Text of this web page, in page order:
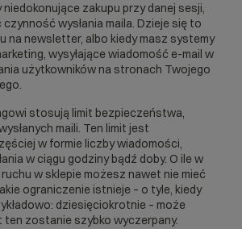
zakupu przy danej sesji,
wysłania maila. Dzieje się to
na newsletter, albo kiedy masz systemy
wysyłające wiadomość e-mail w
użytkowników na stronach Twojego
stosują limit bezpieczeństwa,
maili. Ten limit jest
w formie liczby wiadomości,
w ciągu godziny bądź doby. O ile w
ruchu w sklepie możesz nawet nie mieć
ograniczenie istnieje – o tyle, kiedy
dziesięciokrotnie – może
ten zostanie szybko wyczerpany.